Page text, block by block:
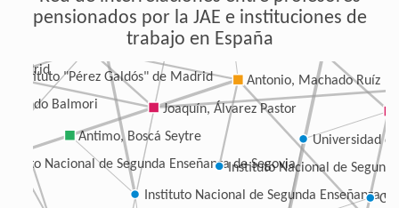
pensionados por la JAE e instituciones de
trabajo en España
Instituto General y Técnico de Soria
Antonio, Machado Ruíz
Córdoba
Instituto Nacional de Segunda Enseñanza
Nacional de Segunda Enseñanza de Segovia
Instituto Nacional de
Joaquín, Álvarez Pastor
Instituto "Pérez Galdós" de Madrid
Antimo, Boscá Seytre
Joaquín, Gómez de Llarena y Pou
Universidad
Balmori
Madrid